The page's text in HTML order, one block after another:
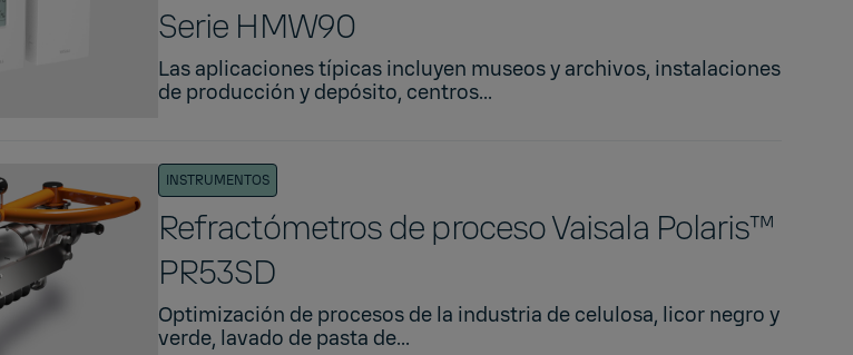
Serie HMW90
Las aplicaciones típicas incluyen museos y archivos, instalaciones
de producción y depósito, centros...
INSTRUMENTOS
Refractómetros de proceso Vaisala Polaris™
PR53SD
Optimización de procesos de la industria de celulosa, licor negro y
verde, lavado de pasta de...